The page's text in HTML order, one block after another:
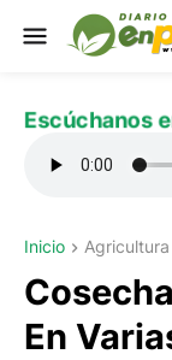
Escúchanos
Inicio Agricultura
En